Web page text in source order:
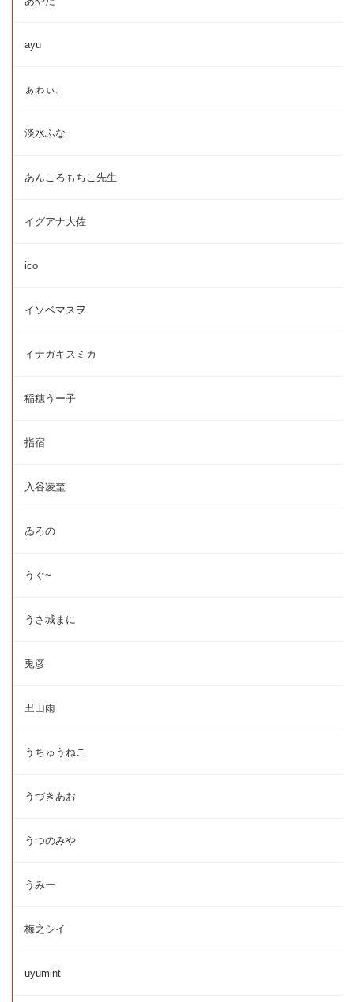
ayu
ぁゎぃ。
淡水ふな
あんころもちこ先生
イグアナ大佐
ico
イソベマスヲ
イナガキスミカ
稲穂うー子
指宿
入谷凌埜
ゐろの
うぐ~
うさ城まに
兎彦
丑山雨
うちゅうねこ
うづきあお
うつのみや
うみー
梅之シイ
uyumint